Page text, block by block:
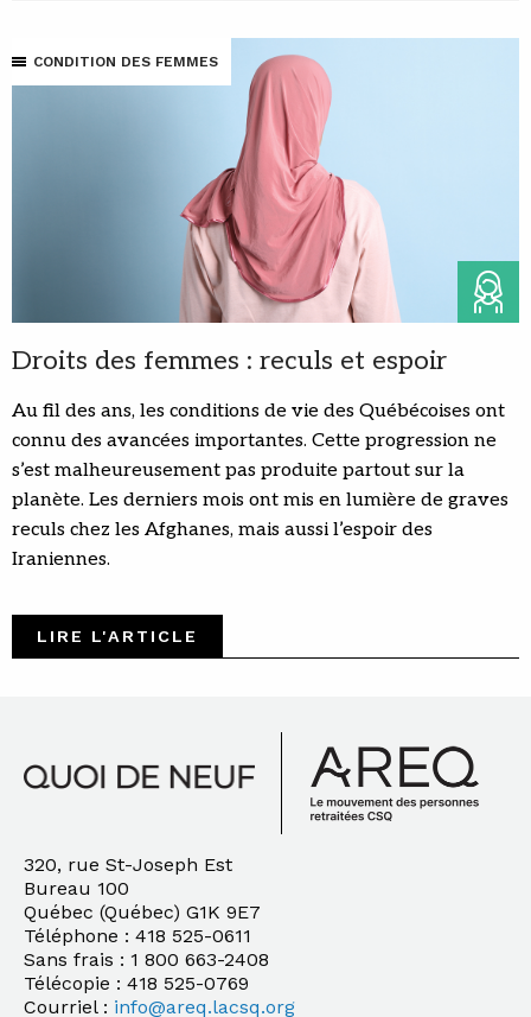
CONDITION DES FEMMES
Droits des femmes : reculs et espoir
Au fil des ans, les conditions de vie des Québécoises ont
connu des avancées importantes. Cette progression ne
s’est malheureusement pas produite partout sur la
planète. Les derniers mois ont mis en lumière de graves
reculs chez les Afghanes, mais aussi l’espoir des
Iraniennes.
LIRE L'ARTICLE
320, rue St-Joseph Est
Bureau 100
Québec (Québec) G1K 9E7
Téléphone : 418 525-0611
Sans frais : 1 800 663-2408
Télécopie : 418 525-0769
Courriel : info@areq.lacsq.org